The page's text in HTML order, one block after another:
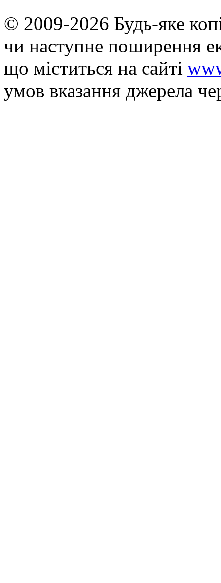
© 2009-2026 Будь-яке
чи наступне поширення
що мiститься на сайті
умов вказання джерела